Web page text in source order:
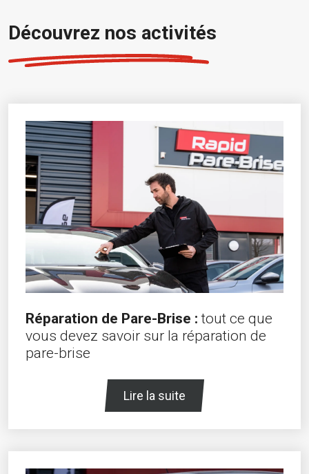
Découvrez nos activités
Réparation de Pare-Brise : tout ce que
vous devez savoir sur la réparation de
pare-brise
Lire la suite